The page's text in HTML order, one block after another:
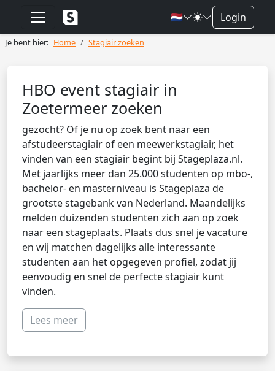
🇳🇱 Login
Je bent hier: Home Stagiair zoeken
HBO event stagiair in
Zoetermeer zoeken
gezocht? Of je nu op zoek bent naar een
afstudeerstagiair of een meewerkstagiair, het
vinden van een stagiair begint bij Stageplaza.nl.
Met jaarlijks meer dan 25.000 studenten op mbo-,
bachelor- en masterniveau is Stageplaza de
grootste stagebank van Nederland. Maandelijks
melden duizenden studenten zich aan op zoek
naar een stageplaats. Plaats dus snel je vacature
en wij matchen dagelijks alle interessante
studenten aan het opgegeven profiel, zodat jij
eenvoudig en snel de perfecte stagiair kunt
vinden.
Lees meer